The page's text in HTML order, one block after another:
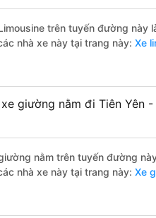
trên tuyến đường này
nhà xe này tại trang này: Xe
giường nằm đi Tiên Yên
nằm trên tuyến đường
nhà xe này tại trang này: Xe